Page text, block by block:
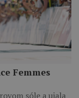
Femmes
sóle a ujala